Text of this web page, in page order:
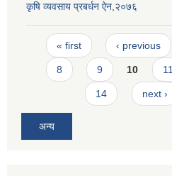
कृषि व्यवसाय प्रबर्धन ऐन,२०७६
Pages
« first ‹ previous
8 9 10 11
14 next ›
अन्य